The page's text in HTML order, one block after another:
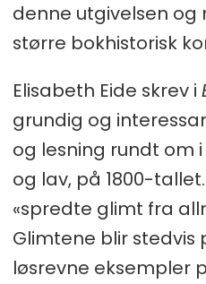
denne utgivelsen og
større bokhistorisk
Elisabeth Eide skrev i
grundig og
og lesning rundt om
og lav, på 1800-
«spredte glimt fra
Glimtene blir stedvis
løsrevne eksempler